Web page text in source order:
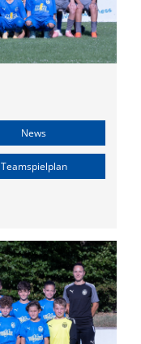
News
Teamspielplan